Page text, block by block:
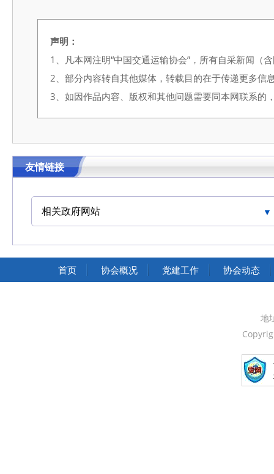
声明：
1、凡本网注明“中国交通运输协会”，所有自采新闻（
2、部分内容转自其他媒体，转载目的在于传递更多信
3、如因作品内容、版权和其他问题需要同本网联系
友情链接
相关政府网站
中国交通运输协会官网
首页 协会概况 党建工作 协会动态
地